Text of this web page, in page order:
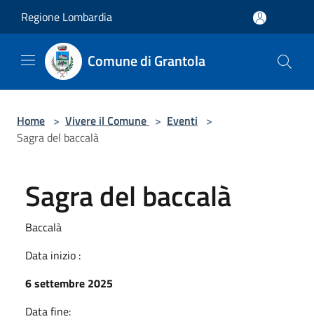
Regione Lombardia
Comune di Grantola
Home > Vivere il Comune > Eventi >
Sagra del baccalà
Sagra del baccalà
Baccalà
Data inizio :
6 settembre 2025
Data fine: